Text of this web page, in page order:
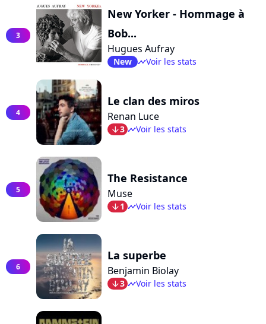
3
New Yorker - Hommage à
Bob...
Hugues Aufray
New timelineVoir les stats
4
Le clan des miros
Renan Luce
arrow_bot3 timelineVoir les stats
5
The Resistance
Muse
arrow_bot1 timelineVoir les stats
6
La superbe
Benjamin Biolay
arrow_bot3 timelineVoir les stats